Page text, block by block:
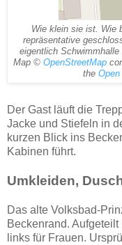
Wie klein sie ist. Wie
repräsentative
eigentlich
Map © OpenStreetMap
the
Der Gast läuft die
Jacke und Stiefeln in
kurzen Blick ins
Kabinen führt.
Umkleiden,
Das alte Volksbad-
Beckenrand.
links für Frauen.